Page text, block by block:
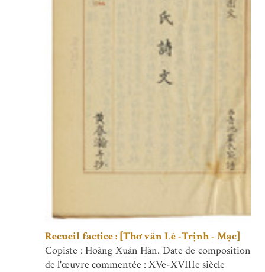
Recueil factice : [Thơ văn Lê -Trịnh - Mạc]
Copiste : Hoàng Xuân Hãn. Date de composition
de l'œuvre commentée : XVe-XVIIIe siècle